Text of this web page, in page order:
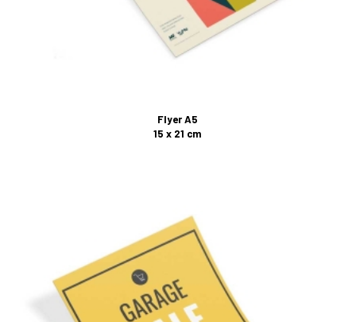
Flyer A5
15 x 21 cm